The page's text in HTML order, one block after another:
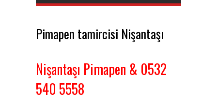
Pimapen tamircisi Nişantaşı
Nişantaşı Pimapen & 0532
540 5558